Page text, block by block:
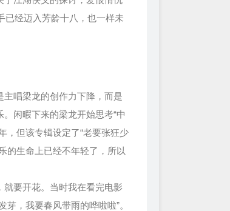
经迈入芳龄十八，也一样未
唱梁龙的创作力下降，而是
闲暇下来的梁龙开始思考“中
，但该专辑设定了“老要张狂少
的生命上已经不年轻了，所以
要开花。当时我在看完电影
，我要春风带雨的哗啦啦”。